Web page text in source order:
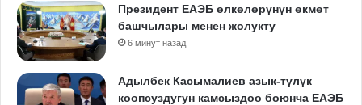
Президент ЕАЭБ өлкөлөрүнүн өкмөт
башчылары менен жолукту
6 минут назад
Адылбек Касымалиев азык-түлүк
коопсуздугун камсыздоо боюнча ЕАЭБ